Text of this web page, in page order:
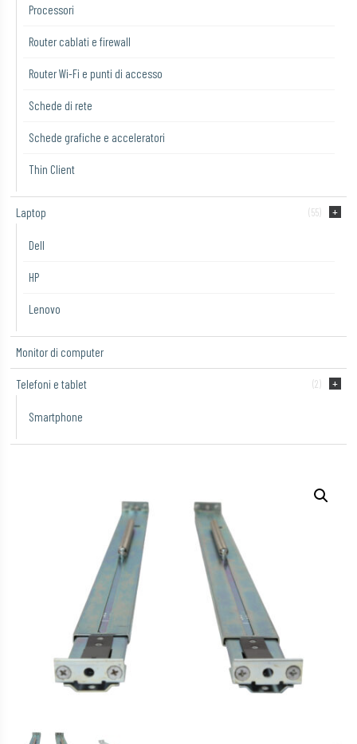
Processori
Router cablati e firewall
Router Wi-Fi e punti di accesso
Schede di rete
Schede grafiche e acceleratori
Thin Client
Laptop (55)
Dell
HP
Lenovo
Monitor di computer
Telefoni e tablet (2)
Smartphone